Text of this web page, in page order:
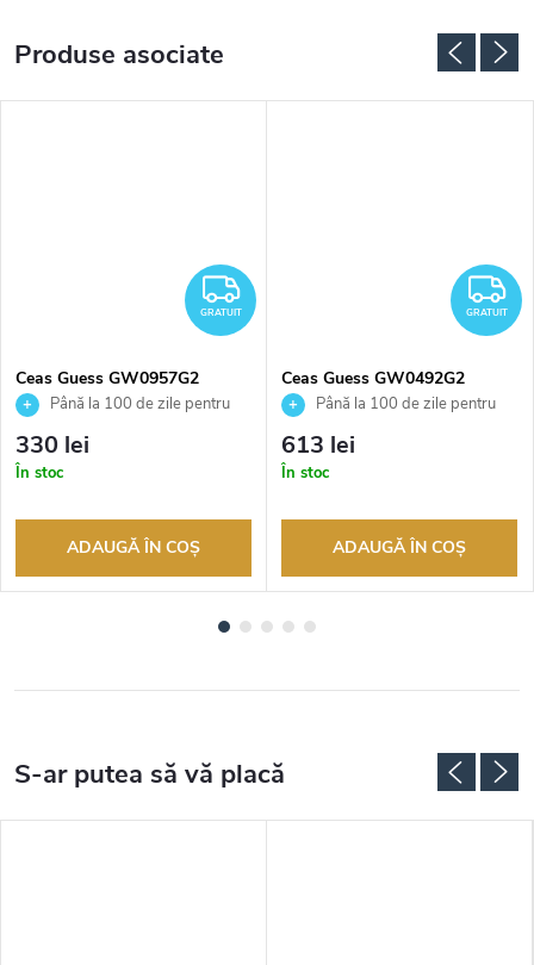
Produse asociate
GRATUIT
GRATUIT
Ceas Guess GW0957G2
Până la 100 de zile pentru
returnarea bunurilor. Vânzător
autorizat
330 lei
În stoc
ADAUGĂ ÎN COŞ
GRATUIT
Ceas Guess GW0492G2
Până la 100 de zile pentru
returnarea bunurilor. Vânzător
autorizat
613 lei
În stoc
ADAUGĂ ÎN COŞ